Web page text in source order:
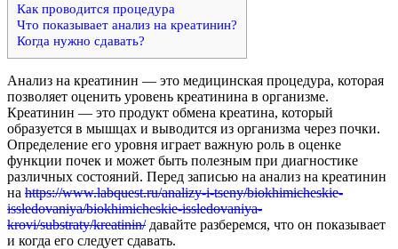
Как проводится процедура
Что показывает анализ на креатинин?
Когда нужно сдавать?
Анализ на креатинин — это медицинская процедура, которая
позволяет оценить уровень креатинина в организме.
Креатинин — это продукт обмена креатина, который
образуется в мышцах и выводится из организма через почки.
Определение его уровня играет важную роль в оценке
функции почек и может быть полезным при диагностике
различных состояний. Перед записью на анализ на креатинин
на https://www.labquest.ru/analizy-i-tseny/biokhimicheskie-
issledovaniya/biokhimicheskie-issledovaniya-
krovi/substraty/kreatinin/давайте разберемся, что он показывает
и когда его следует сдавать.